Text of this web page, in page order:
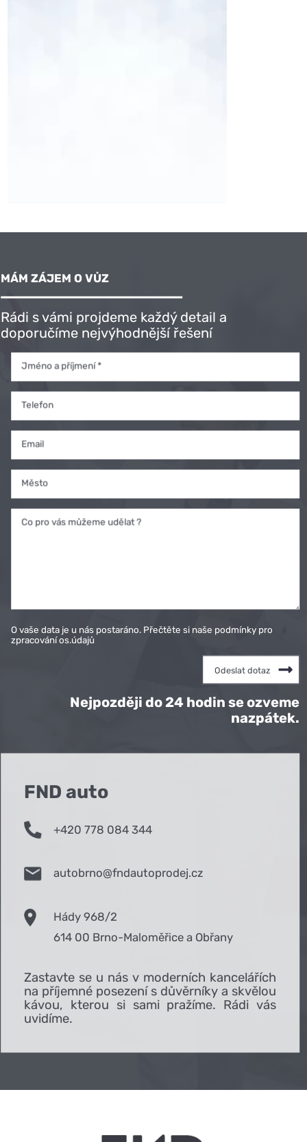
MÁM ZÁJEM O VŮZ
Rádi s vámi projdeme každý detail a
doporučíme nejvýhodnější řešení
Jméno a příjmení *
Telefon
Email
Město
Co pro vás můžeme udělat ?
O vaše data je u nás postaráno. Přečtěte si naše podmínky pro
zpracování os.údajů
Nejpozději do 24 hodin se ozveme
nazpátek.
FND auto
+420 778 084 344
autobrno@fndautoprodej.cz
Hády 968/2
614 00 Brno-Maloměřice a Obřany
Zastavte se u nás v moderních kancelářích
na příjemné posezení s důvěrníky a skvělou
kávou, kterou si sami pražíme. Rádi vás
uvidíme.